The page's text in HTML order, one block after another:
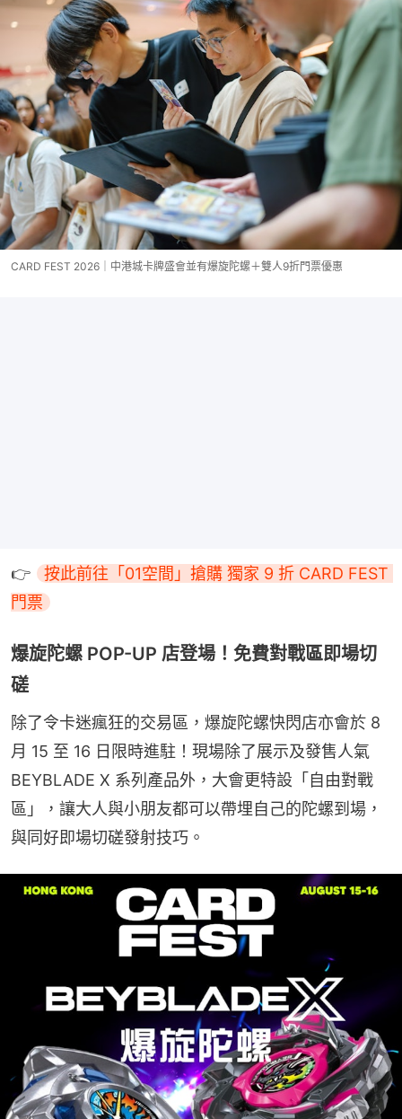
CARD FEST 2026｜中港城卡牌盛會並有爆旋陀螺＋雙人9折門票優惠
👉
按此前往「01空間」搶購 獨家 9 折 CARD FEST
門票
爆旋陀螺 POP-UP 店登場！免費對戰區即場切
磋
除了令卡迷瘋狂的交易區，爆旋陀螺快閃店亦會於 8
月 15 至 16 日限時進駐！現場除了展示及發售人氣
BEYBLADE X 系列產品外，大會更特設「自由對戰
區」，讓大人與小朋友都可以帶埋自己的陀螺到場，
與同好即場切磋發射技巧。